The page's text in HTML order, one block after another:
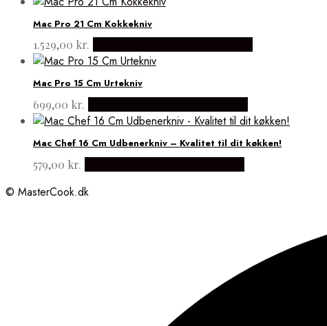
Mac Pro 21 Cm Kokkekniv
1.529,00 kr.
Mac Pro 15 Cm Urtekniv
699,00 kr.
Mac Chef 16 Cm Udbenerkniv – Kvalitet til dit køkken!
579,00 kr.
© MasterCook.dk